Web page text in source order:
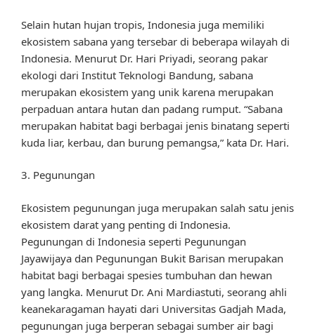
Selain hutan hujan tropis, Indonesia juga memiliki
ekosistem sabana yang tersebar di beberapa wilayah di
Indonesia. Menurut Dr. Hari Priyadi, seorang pakar
ekologi dari Institut Teknologi Bandung, sabana
merupakan ekosistem yang unik karena merupakan
perpaduan antara hutan dan padang rumput. “Sabana
merupakan habitat bagi berbagai jenis binatang seperti
kuda liar, kerbau, dan burung pemangsa,” kata Dr. Hari.
3. Pegunungan
Ekosistem pegunungan juga merupakan salah satu jenis
ekosistem darat yang penting di Indonesia.
Pegunungan di Indonesia seperti Pegunungan
Jayawijaya dan Pegunungan Bukit Barisan merupakan
habitat bagi berbagai spesies tumbuhan dan hewan
yang langka. Menurut Dr. Ani Mardiastuti, seorang ahli
keanekaragaman hayati dari Universitas Gadjah Mada,
pegunungan juga berperan sebagai sumber air bagi